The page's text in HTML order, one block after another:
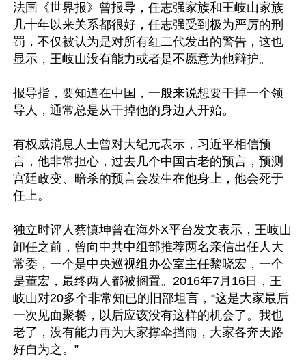
法国《世界报》曾报导，任志强家族和王岐山家族
几十年以来关系都很好，任志强受到极为严厉的刑
罚，不仅被认为是对所有红二代发出的警告，这也
显示，王岐山没有能力或者是不愿意为他辩护。
报导指，要知道在中国，一般来说想要干掉一个领
导人，通常总是从干掉他的身边人开始。
有权威消息人士曾对大纪元表示，习近平相信预
言，他非常担心，过去几个中国古老的预言，预测
宫廷政变、暗杀的预言会发生在他身上，他会死于
任上。
独立时评人蔡慎坤曾在海外X平台发文表示，王岐山
卸任之前，曾向中共中组部推荐两名亲信出任人大
常委，一个是中央巡视组办公室主任黎晓宏，一个
是董宏，最终两人都被搁置。2016年7月16日，王
岐山对20多个非常知已的旧部坦言，“这是大家最后
一次见面聚餐，以后应该没有这样的机会了。我也
老了，没有能力再为大家撑伞挡雨，大家各奔天路
好自为之。”